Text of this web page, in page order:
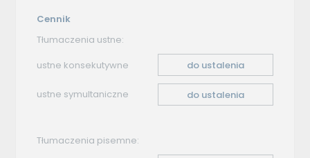
Cennik
Tłumaczenia ustne:
ustne konsekutywne
do ustalenia
ustne symultaniczne do ustalenia
Tłumaczenia pisemne: